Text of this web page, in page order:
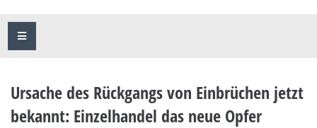
Ursache des Rückgangs von Einbrüchen jetzt
bekannt: Einzelhandel das neue Opfer